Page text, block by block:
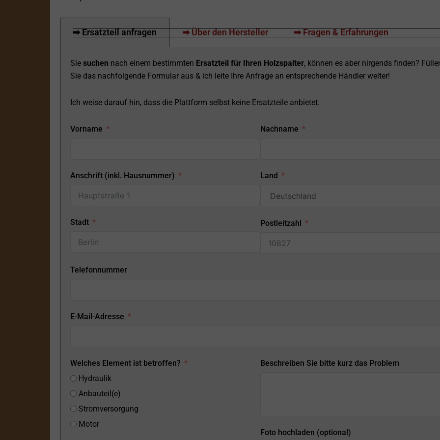
➡ Ersatzteil anfragen ➡ Über den Hersteller ➡ Fragen & Erfahrungen
Sie suchen nach einem bestimmten Ersatzteil für Ihren Holzspalter, können es aber nirgends finden?
Sie das nachfolgende Formular aus & ich leite Ihre Anfrage an entsprechende Händler weiter!
Ich weise darauf hin, dass die Plattform selbst keine Ersatzteile anbietet.
Vorname Nachname
Anschrift (inkl. Hausnummer)
Stadt
Land
Postleitzahl
Telefonnummer
E-Mail-Adresse
Welches Element ist betroffen?
Hydraulik
Anbauteil(e)
Stromversorgung
Motor
Beschreiben Sie bitte kurz das Problem
Foto hochladen (optional)